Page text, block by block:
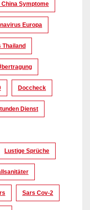
Symptome
Europa
Doccheck
Dienst
Lustige Sprüche
Sars Cov-2